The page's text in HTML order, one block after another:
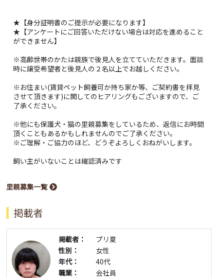
★【身分証明書のご提示が必要になります】
★【アンケートにご回答いただけない場合は対応を進めること
ができません】
※高齢世帯のかたは親族で後見人を立てていただきます。面談
時に譲受希望者と後見人の２名以上でお越しください。
※お住まい(賃貸ペット飼養可か持ち家か等、ご契約書を拝見
させて頂きます)に関してのヒアリングもございますので、ご
了承ください。
※他にも保護犬・猫の里親募集をしているため、返信にお時間
頂くこともあるかもしれませんのでご了承ください。
※ご理解・ご協力のほど、どうぞよろしくおねがいします。
飼い主がいないことは確認済みです
里親募集一覧
掲載者
掲載者：
プリ夏
性別：
女性
年代：
40代
職業：
会社員